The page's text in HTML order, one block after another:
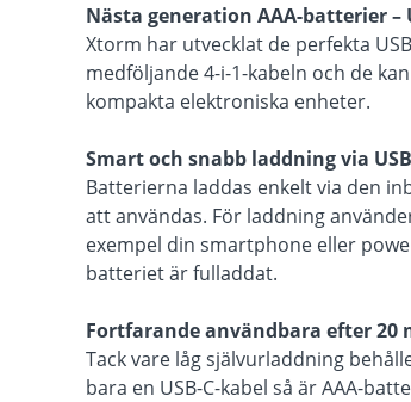
Nästa generation AAA-batterier –
Xtorm har utvecklat de perfekta
medföljande 4-i-1-kabeln och de
kompakta elektroniska enheter.
Smart och snabb laddning via
Batterierna laddas enkelt via den
att användas. För laddning
exempel din smartphone eller
batteriet är fulladdat.
Fortfarande användbara efter 20
Tack vare låg självurladdning
bara en USB-C-kabel så är AAA-